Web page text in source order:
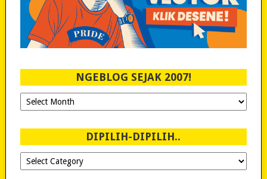
NGEBLOG SEJAK 2007!
Ngeblog
Sejak
DIPILIH-DIPILIH..
Dipilih-
dipilih..